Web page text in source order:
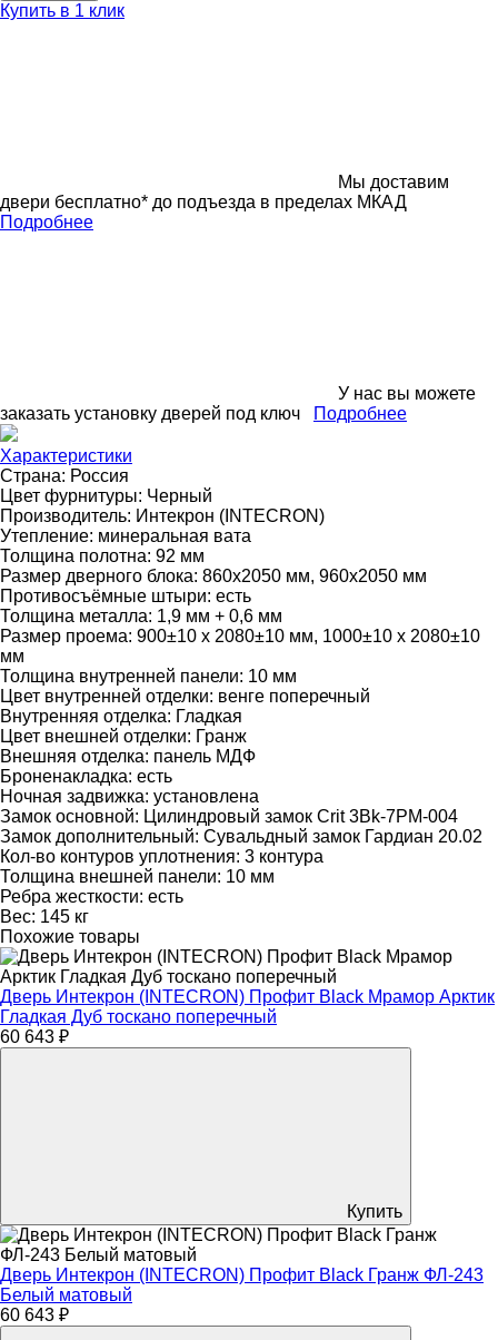
Купить в 1 клик
Мы доставим
двери бесплатно* до подъезда в пределах МКАД
Подробнее
У нас вы можете
заказать установку дверей под ключ
Подробнее
Характеристики
Страна: Россия
Цвет фурнитуры: Черный
Производитель: Интекрон (INTECRON)
Утепление: минеральная вата
Толщина полотна: 92 мм
Размер дверного блока: 860х2050 мм, 960х2050 мм
Противосъёмные штыри: есть
Толщина металла: 1,9 мм + 0,6 мм
Размер проема: 900±10 х 2080±10 мм, 1000±10 х 2080±10
мм
Толщина внутренней панели: 10 мм
Цвет внутренней отделки: венге поперечный
Внутренняя отделка: Гладкая
Цвет внешней отделки: Гранж
Внешняя отделка: панель МДФ
Броненакладка: есть
Ночная задвижка: установлена
Замок основной: Цилиндровый замок Crit 3Bk-7PM-004
Замок дополнительный: Сувальдный замок Гардиан 20.02
Кол-во контуров уплотнения: 3 контура
Толщина внешней панели: 10 мм
Ребра жесткости: есть
Вес: 145 кг
Похожие товары
Дверь Интекрон (INTECRON) Профит Black Мрамор Арктик
Гладкая Дуб тоскано поперечный
60 643 ₽
Купить
Дверь Интекрон (INTECRON) Профит Black Гранж ФЛ-243
Белый матовый
60 643 ₽